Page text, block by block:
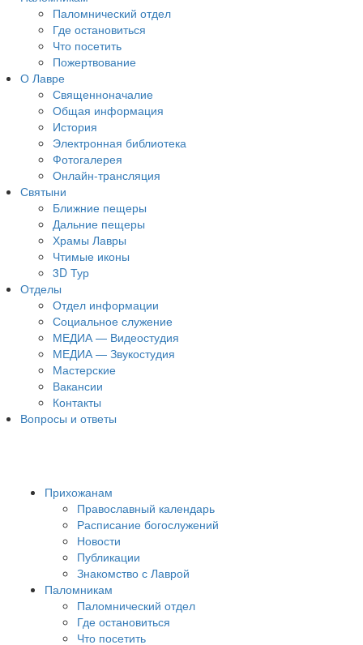
Паломнический отдел
Где остановиться
Что посетить
Пожертвование
О Лавре
Священноначалие
Общая информация
История
Электронная библиотека
Фотогалерея
Онлайн-трансляция
Святыни
Ближние пещеры
Дальние пещеры
Храмы Лавры
Чтимые иконы
3D Тур
Отделы
Отдел информации
Социальное служение
МЕДИА — Видеостудия
МЕДИА — Звукостудия
Мастерские
Вакансии
Контакты
Вопросы и ответы
Прихожанам
Православный календарь
Расписание богослужений
Новости
Публикации
Знакомство с Лаврой
Паломникам
Паломнический отдел
Где остановиться
Что посетить